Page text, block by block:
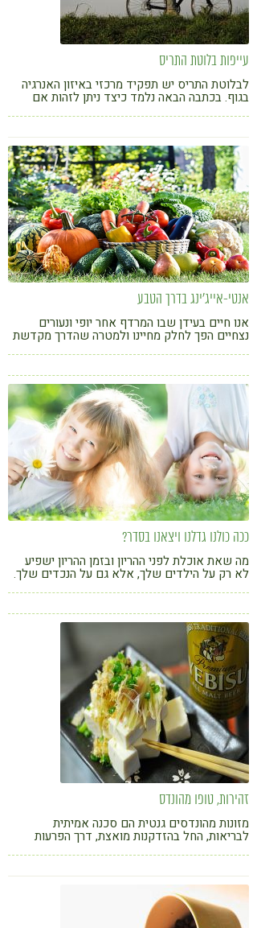
עייפות בלוטת התריס
לבלוטת התריס יש תפקיד מרכזי באיזון האנרגיה
בגוף. בכתבה הבאה נלמד כיצד ניתן לזהות אם
וכד'...
אנטי-אייג'ינג בדרך הטבע
אנו חיים בעידן שבו המרדף אחר יופי ונעורים
נצחיים הפך לחלק מחיינו ולמטרה שהדרך מקדשת
ככה כולנו גדלנו ויצאנו בסדר?
מה שאת אוכלת לפני ההריון ובזמן ההריון ישפיע
לא רק על הילדים שלך, אלא גם על הנכדים שלך.
ורד לב מפצירה באמהות לעתיד לא לחכות לאמצע
ההריון כדי "לכבות שריפות"
זהירות, טופו מהונדס
מזונות מהונדסים גנטית הם סכנה אמיתית
לבריאות, החל בהזדקנות מואצת, דרך הפרעות
בייצור אינסולין ועד בעיות פוריות. בכל פעם
שאנחנו קונים טופו שעבר התעללות גנטית – אנחנו
נותנים יד לתעשייה הזאת